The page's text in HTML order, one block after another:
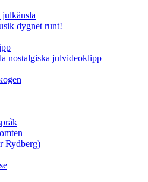
dygnet runt!
nostalgiska julvideoklipp
Rydberg)